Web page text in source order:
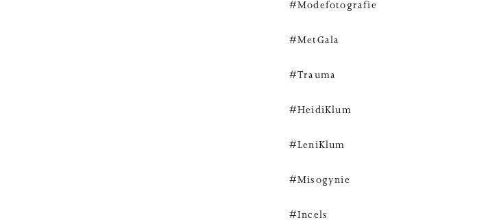
#Modefotografie
#MetGala
#Trauma
#HeidiKlum
#LeniKlum
#Misogynie
#Incels